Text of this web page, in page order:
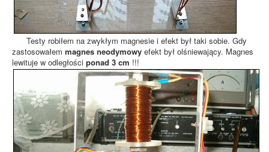
Testy robiłem na zwykłym magnesie i efekt był taki sobie. Gdy
zastosowałem magnes neodymowy efekt był olśniewający. Magnes
lewituje w odległości ponad 3 cm !!!